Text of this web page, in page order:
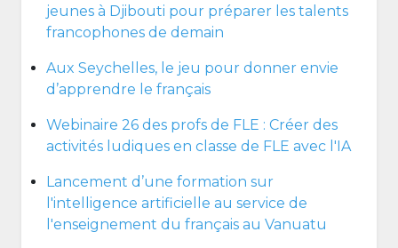
jeunes à Djibouti pour préparer les talents
francophones de demain
Aux Seychelles, le jeu pour donner envie
d’apprendre le français
Webinaire 26 des profs de FLE : Créer des
activités ludiques en classe de FLE avec l'IA
Lancement d’une formation sur
l'intelligence artificielle au service de
l'enseignement du français au Vanuatu